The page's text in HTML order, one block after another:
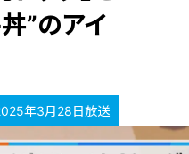
”のアイ
年3月28日放送